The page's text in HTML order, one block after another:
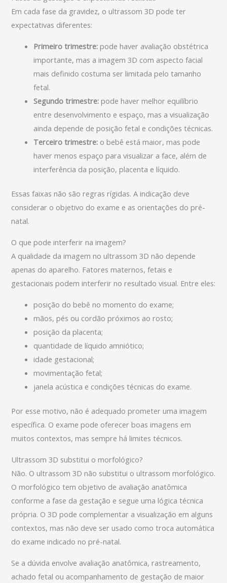
Em cada fase da gravidez, o ultrassom 3D pode ter
expectativas diferentes:
Primeiro trimestre: pode haver avaliação obstétrica
importante, mas a imagem 3D com aspecto facial
mais definido costuma ser limitada pelo tamanho
fetal.
Segundo trimestre: pode haver melhor equilíbrio
entre desenvolvimento e espaço, mas a visualização
ainda depende de posição fetal e condições técnicas.
Terceiro trimestre: o bebê está maior, mas pode
haver menos espaço para visualizar a face, além de
interferência da posição, placenta e líquido.
Essas faixas não são regras rígidas. A indicação deve
considerar o objetivo do exame e as orientações do pré-
natal.
O que pode interferir na imagem?
A qualidade da imagem no ultrassom 3D não depende
apenas do aparelho. Fatores maternos, fetais e
gestacionais podem interferir no resultado visual. Entre eles:
posição do bebê no momento do exame;
mãos, pés ou cordão próximos ao rosto;
posição da placenta;
quantidade de líquido amniótico;
idade gestacional;
movimentação fetal;
janela acústica e condições técnicas do exame.
Por esse motivo, não é adequado prometer uma imagem
específica. O exame pode oferecer boas imagens em
muitos contextos, mas sempre há limites técnicos.
Ultrassom 3D substitui o morfológico?
Não. O ultrassom 3D não substitui o ultrassom morfológico.
O morfológico tem objetivo de avaliação anatômica
conforme a fase da gestação e segue uma lógica técnica
própria. O 3D pode complementar a visualização em alguns
contextos, mas não deve ser usado como troca automática
do exame indicado no pré-natal.
Se a dúvida envolve avaliação anatômica, rastreamento,
achado fetal ou acompanhamento de gestação de maior